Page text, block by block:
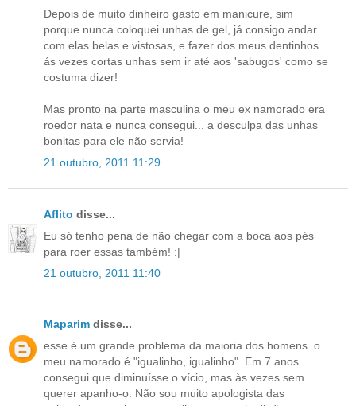
Depois de muito dinheiro gasto em manicure, sim
porque nunca coloquei unhas de gel, já consigo andar
com elas belas e vistosas, e fazer dos meus dentinhos
ás vezes cortas unhas sem ir até aos 'sabugos' como se
costuma dizer!
Mas pronto na parte masculina o meu ex namorado era
roedor nata e nunca consegui... a desculpa das unhas
bonitas para ele não servia!
21 outubro, 2011 11:29
Aflito disse...
Eu só tenho pena de não chegar com a boca aos pés
para roer essas também! :|
21 outubro, 2011 11:40
Maparim disse...
esse é um grande problema da maioria dos homens. o
meu namorado é "igualinho, igualinho". Em 7 anos
consegui que diminuísse o vício, mas às vezes sem
querer apanho-o. Não sou muito apologista das